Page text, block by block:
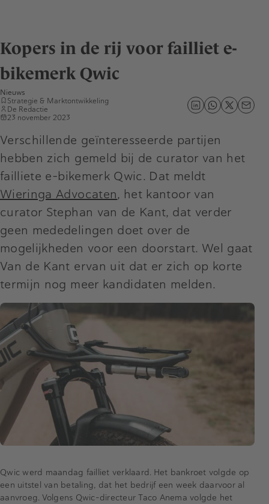
Kopers in de rij voor failliet e-
bikemerk Qwic
Nieuws
Strategie & Marktontwikkeling
De Redactie
23 november 2023
Verschillende geïnteresseerde partijen
hebben zich gemeld bij de curator van het
failliete e-bikemerk Qwic. Dat meldt
Wieringa Advocaten, het kantoor van
curator Stephan van de Kant, dat verder
geen mededelingen doet over de
mogelijkheden voor een doorstart. Wel gaat
Van de Kant ervan uit dat er zich op korte
termijn nog meer kandidaten melden.
Qwic werd maandag failliet verklaard. Het bankroet volgde op
een uitstel van betaling, dat het bedrijf een week daarvoor al
aanvroeg. Volgens Qwic-directeur Taco Anema volgde het